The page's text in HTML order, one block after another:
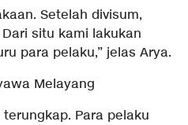
Setelah divisum,
situ kami lakukan
para pelaku,” jelas Arya.
Melayang
Para pelaku